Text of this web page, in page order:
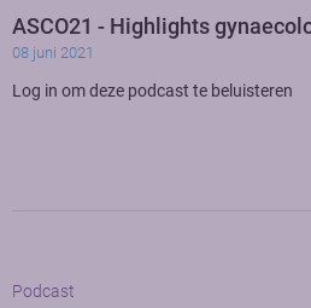
ASCO21 - Highlights
08 juni 2021
Log in om deze podcast te beluisteren
Podcast